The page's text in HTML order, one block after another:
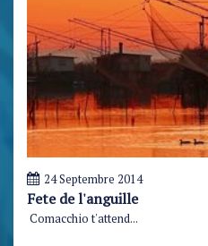
24 Septembre 2014
Fete de l'anguille
Comacchio t'attend...